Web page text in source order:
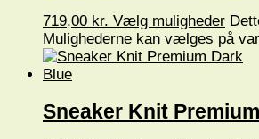
719,00 kr. Vælg muligheder
Mulighederne kan vælges på
Sneaker Knit